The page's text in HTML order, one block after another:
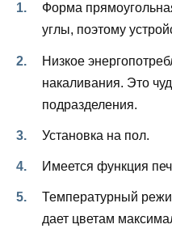
Форма
углы, поэтому
Низкое
накаливания. Это
подразделения.
Установка на пол.
Имеется функция
Температурный
дает цветам